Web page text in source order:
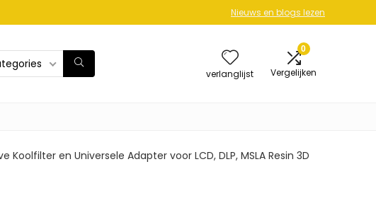
Nieuws en blogs lezen
verlanglijst
0
Vergelijken
Koolfilter en Universele Adapter voor LCD, DLP, MSLA Resin 3D